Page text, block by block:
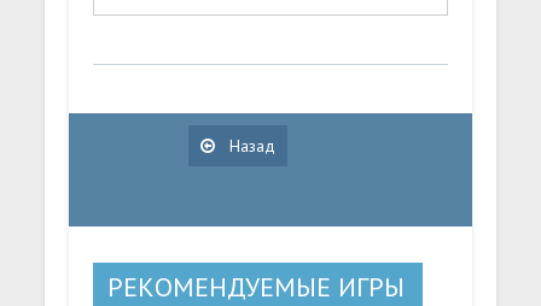
Назад
РЕКОМЕНДУЕМЫЕ ИГРЫ